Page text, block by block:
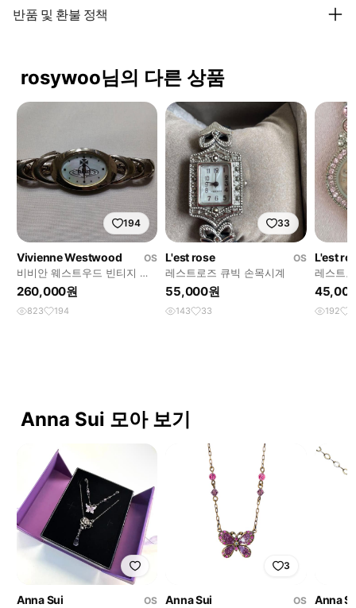
반품 및 환불 정책
rosywoo님의 다른 상품
194
Vivienne Westwood
OS
비비안 웨스트우드 빈티지 아
머 시계
260,000원
823 194
33
L'est rose
OS
레스트로즈 큐빅 손목시계
55,000원
143 33
L'est
레스트
계
192
Anna Sui 모아 보기
Anna Sui
OS
3
Anna Sui
OS
Anna